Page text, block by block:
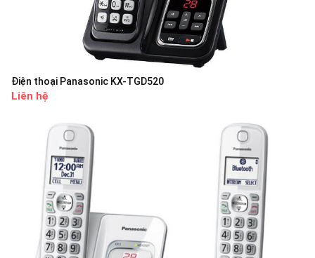
Điện thoại Panasonic KX-TGD520
Liên hệ